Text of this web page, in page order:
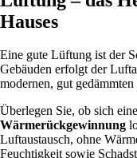
Hauses
Eine gute Lüftung ist der
Gebäuden erfolgt der
modernen, gut
Überlegen Sie, ob sich eine
Wärmerückgewinnung
Luftaustausch, ohne
Feuchtigkeit sowie